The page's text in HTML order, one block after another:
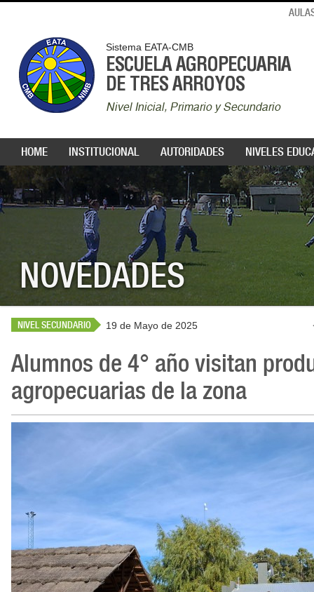
Sistema EATA-CMB
ESCUELA AGROPECUARIA
DE TRES ARROYOS
Nivel Inicial, Primario y Secundario
HOME INSTITUCIONAL AUTORIDADES NIVELES
NOVEDADES
NIVEL SECUNDARIO 19 de Mayo de 2025
Alumnos de 4° año visitan
agropecuarias de la zona